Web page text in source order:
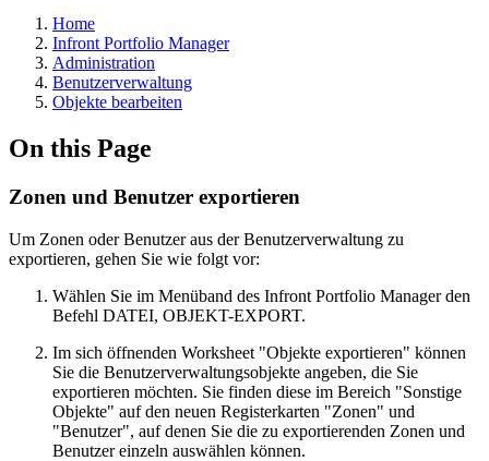
Home
Infront Portfolio Manager
Administration
Benutzerverwaltung
Objekte bearbeiten
On this Page
Zonen und Benutzer exportieren
Um Zonen oder Benutzer aus der Benutzerverwaltung zu
exportieren, gehen Sie wie folgt vor:
Wählen Sie im Menüband des Infront Portfolio Manager den
Befehl DATEI, OBJEKT-EXPORT.
Im sich öffnenden Worksheet "Objekte exportieren" können
Sie die Benutzerverwaltungsobjekte angeben, die Sie
exportieren möchten. Sie finden diese im Bereich "Sonstige
Objekte" auf den neuen Registerkarten "Zonen" und
"Benutzer", auf denen Sie die zu exportierenden Zonen und
Benutzer einzeln auswählen können.